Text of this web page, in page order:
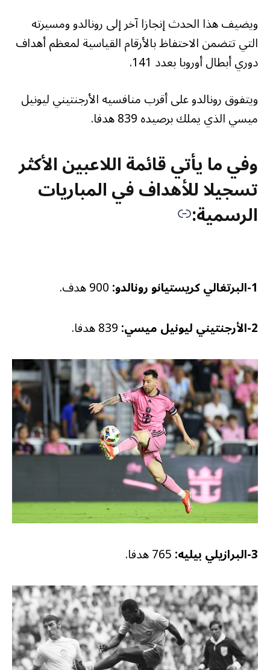
ويضيف هذا الحدث إنجازا آخر إلى رونالدو ومسيرته
التي تتضمن الاحتفاظ بالأرقام القياسية لمعظم أهداف
دوري أبطال أوروبا بعدد 141.
ويتفوق رونالدو على أقرب منافسيه الأرجنتيني ليونيل
ميسي الذي يملك برصيده 839 هدفا.
وفي ما يأتي قائمة اللاعبين الأكثر
تسجيلا للأهداف في المباريات
الرسمية:
1-البرتغالي كريستيانو رونالدو:
2-الأرجنتيني ليونيل ميسي:
3-البرازيلي بيليه: